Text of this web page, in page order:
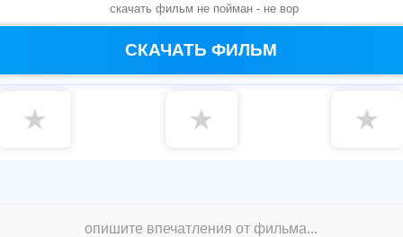
скачать фильм не пойман - не вор
СКАЧАТЬ ФИЛЬМ
★ ★ ★